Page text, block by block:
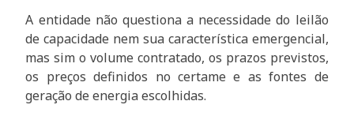
A entidade não questiona a necessidade do leilão
de capacidade nem sua característica emergencial,
mas sim o volume contratado, os prazos previstos,
os preços definidos no certame e as fontes de
geração de energia escolhidas.